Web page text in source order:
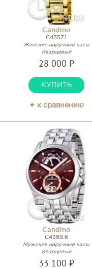
Candino
C4557.1
Женские наручные часы
Кварцевый
28 000 ₽
КУПИТЬ
✦ к сравнению
Candino
C4389.6
Мужские наручные часы
Кварцевый
33 100 ₽